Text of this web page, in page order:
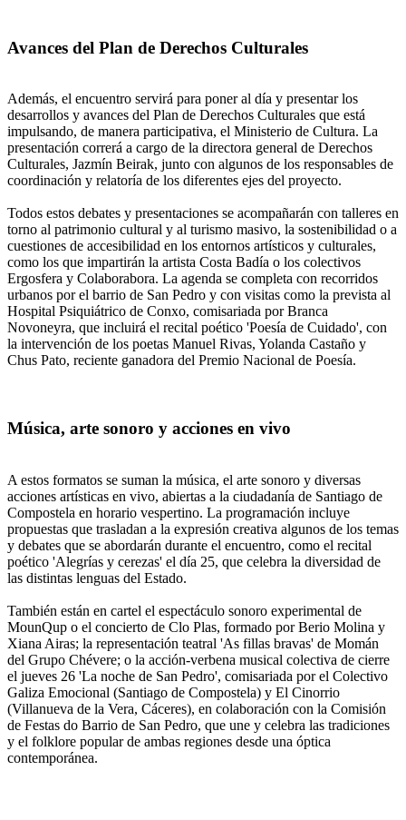
Avances del Plan de Derechos Culturales
Además, el encuentro servirá para poner al día y presentar los
desarrollos y avances del Plan de Derechos Culturales que está
impulsando, de manera participativa, el Ministerio de Cultura. La
presentación correrá a cargo de la directora general de Derechos
Culturales, Jazmín Beirak, junto con algunos de los responsables de
coordinación y relatoría de los diferentes ejes del proyecto.
Todos estos debates y presentaciones se acompañarán con talleres en
torno al patrimonio cultural y al turismo masivo, la sostenibilidad o a
cuestiones de accesibilidad en los entornos artísticos y culturales,
como los que impartirán la artista Costa Badía o los colectivos
Ergosfera y Colaborabora. La agenda se completa con recorridos
urbanos por el barrio de San Pedro y con visitas como la prevista al
Hospital Psiquiátrico de Conxo, comisariada por Branca
Novoneyra, que incluirá el recital poético 'Poesía de Cuidado', con
la intervención de los poetas Manuel Rivas, Yolanda Castaño y
Chus Pato, reciente ganadora del Premio Nacional de Poesía.
Música, arte sonoro y acciones en vivo
A estos formatos se suman la música, el arte sonoro y diversas
acciones artísticas en vivo, abiertas a la ciudadanía de Santiago de
Compostela en horario vespertino. La programación incluye
propuestas que trasladan a la expresión creativa algunos de los temas
y debates que se abordarán durante el encuentro, como el recital
poético 'Alegrías y cerezas' el día 25, que celebra la diversidad de
las distintas lenguas del Estado.
También están en cartel el espectáculo sonoro experimental de
MounQup o el concierto de Clo Plas, formado por Berio Molina y
Xiana Airas; la representación teatral 'As fillas bravas' de Momán
del Grupo Chévere; o la acción-verbena musical colectiva de cierre
el jueves 26 'La noche de San Pedro', comisariada por el Colectivo
Galiza Emocional (Santiago de Compostela) y El Cinorrio
(Villanueva de la Vera, Cáceres), en colaboración con la Comisión
de Festas do Barrio de San Pedro, que une y celebra las tradiciones
y el folklore popular de ambas regiones desde una óptica
contemporánea.